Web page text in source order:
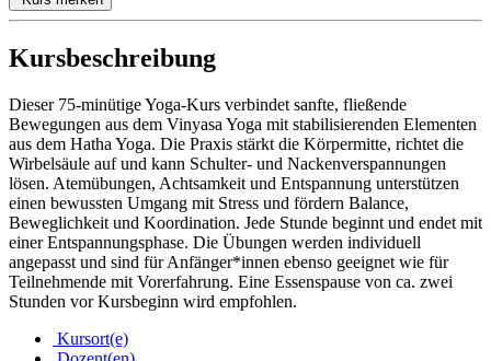
Kursbeschreibung
Dieser 75-minütige Yoga-Kurs verbindet sanfte, fließende
Bewegungen aus dem Vinyasa Yoga mit stabilisierenden Elementen
aus dem Hatha Yoga. Die Praxis stärkt die Körpermitte, richtet die
Wirbelsäule auf und kann Schulter- und Nackenverspannungen
lösen. Atemübungen, Achtsamkeit und Entspannung unterstützen
einen bewussten Umgang mit Stress und fördern Balance,
Beweglichkeit und Koordination. Jede Stunde beginnt und endet mit
einer Entspannungsphase. Die Übungen werden individuell
angepasst und sind für Anfänger*innen ebenso geeignet wie für
Teilnehmende mit Vorerfahrung. Eine Essenspause von ca. zwei
Stunden vor Kursbeginn wird empfohlen.
Kursort(e)